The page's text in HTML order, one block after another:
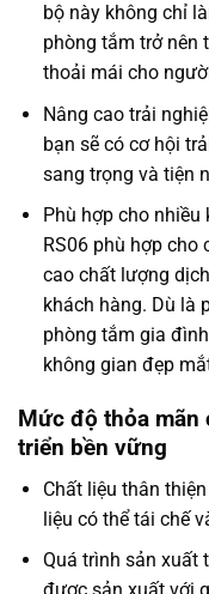
bộ này không chỉ
phòng tắm trở nên
thoải mái cho
Nâng cao trải
bạn sẽ có cơ hội
sang trọng và tiện
Phù hợp cho
RS06 phù hợp cho
cao chất lượng
khách hàng. Dù là
phòng tắm gia
không gian đẹp
Mức độ thỏa mãn
triển bền vững
Chất liệu thân
liệu có thể tái chế
Quá trình sản xuất